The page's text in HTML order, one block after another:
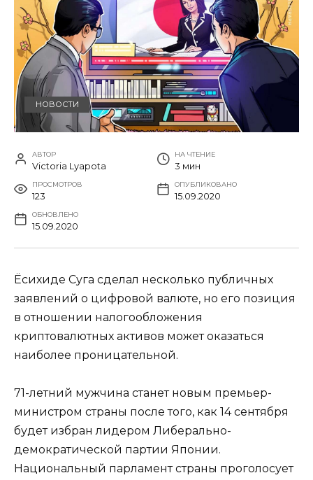
НОВОСТИ
АВТОР
Victoria Lyapota
НА ЧТЕНИЕ
3 мин
ПРОСМОТРОВ
123
ОПУБЛИКОВАНО
15.09.2020
ОБНОВЛЕНО
15.09.2020
Ёсихиде Суга сделал несколько публичных
заявлений о цифровой валюте, но его позиция
в отношении налогообложения
криптовалютных активов может оказаться
наиболее проницательной.
71-летний мужчина станет новым премьер-
министром страны после того, как 14 сентября
будет избран лидером Либерально-
демократической партии Японии.
Национальный парламент страны проголосует